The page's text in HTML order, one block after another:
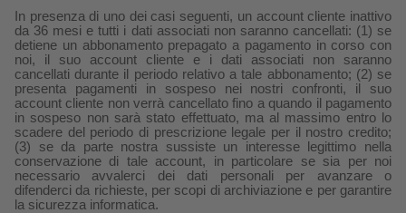
In presenza di uno dei casi seguenti, un account cliente inattivo
da 36 mesi e tutti i dati associati non saranno cancellati: (1) se
detiene un abbonamento prepagato a pagamento in corso con
noi, il suo account cliente e i dati associati non saranno
cancellati durante il periodo relativo a tale abbonamento; (2) se
presenta pagamenti in sospeso nei nostri confronti, il suo
account cliente non verrà cancellato fino a quando il pagamento
in sospeso non sarà stato effettuato, ma al massimo entro lo
scadere del periodo di prescrizione legale per il nostro credito;
(3) se da parte nostra sussiste un interesse legittimo nella
conservazione di tale account, in particolare se sia per noi
necessario avvalerci dei dati personali per avanzare o
difenderci da richieste, per scopi di archiviazione e per garantire
la sicurezza informatica.